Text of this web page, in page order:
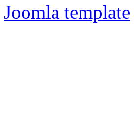
Joomla template